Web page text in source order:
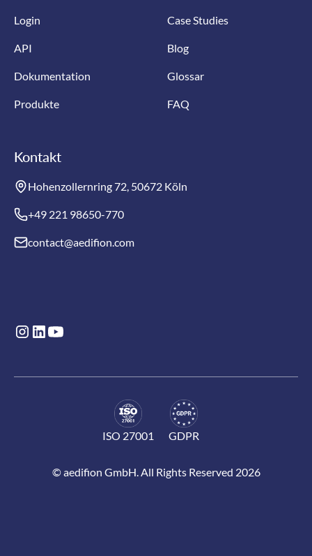
Login
API
Dokumentation
Produkte
Case Studies
Blog
Glossar
FAQ
Kontakt
Hohenzollernring 72, 50672 Köln
+49 221 98650-770
contact@aedifion.com
© aedifion GmbH. All Rights Reserved 2026
ISO 27001 GDPR